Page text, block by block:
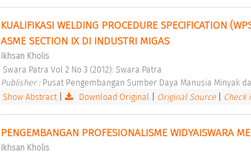
KUALIFIKASI WELDING PROCEDURE SPECIFICATION
ASME SECTION IX DI INDUSTRI MIGAS
Ikhsan Kholis
Swara Patra Vol 2 No 3 (2012): Swara Patra
Publisher : Pusat Pengembangan Sumber Daya Manusia Minyak
Show Abstract| Download Original Original Source Check
PENGEMBANGAN PROFESIONALISME WIDYAISWARA
Ikhsan Kholis